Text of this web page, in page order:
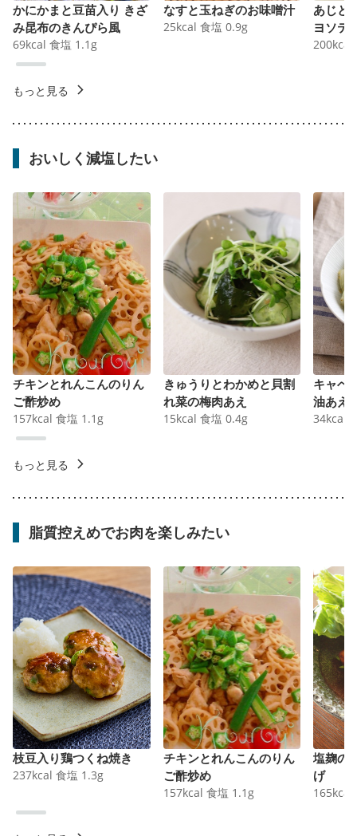
かにかまと豆苗入り きざ
み昆布のきんぴら風
69kcal 食塩 1.1 g
なすと玉ねぎのお味噌汁
25kcal 食塩 0.9g
あじと
ヨソテ
200kcal
もっと見る
おいしく減塩したい
チキンとれんこんのりん
ご酢炒め
157kcal 食塩 1.1 g
きゅうりとわかめと貝割
れ菜の梅肉あえ
15kcal 食塩 0.4g
キャベ
油あえ
34kcal
もっと見る
脂質控えめでお肉を楽しみたい
枝豆入り鶏つくね焼き
237kcal 食塩 1.3g
チキンとれんこんのりん
ご酢炒め
157kcal 食塩 1.1 g
塩麹の
げ
165kcal